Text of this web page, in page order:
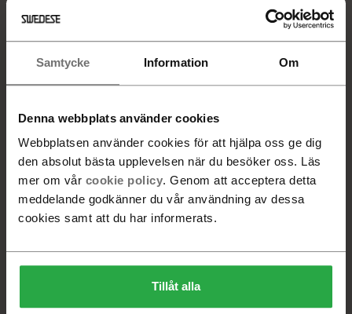
Samtycke Information Om
Denna webbplats använder cookies
Webbplatsen använder cookies för att hjälpa oss ge dig
den absolut bästa upplevelsen när du besöker oss. Läs
mer om vår cookie policy. Genom att acceptera detta
meddelande godkänner du vår användning av dessa
cookies samt att du har informerats.
Tillåt alla
Rostfritt stål
VALD PRODUKT
Ek, Mässing
Beställningsvara. Leveranstid 6-8 veckor
-